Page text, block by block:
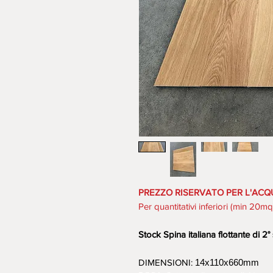
PREZZO RISERVATO PER
Per quantitativi inferiori (min
Stock Spina italiana flottante di
DIMENSIONI: 14x110x660mm